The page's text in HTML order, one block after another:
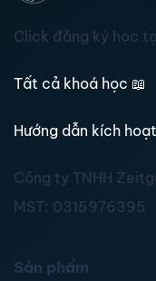
Click đăng ký học
Tất cả khoá học 📖
Hướng dẫn kích hoạt
Công ty TNHH
MST: 0315976395
Sản phẩm